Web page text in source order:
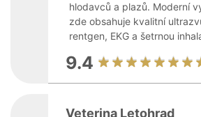
hlodavců a plazů. Moderní
zde obsahuje kvalitní
rentgen, EKG a šetrnou
9.4
Veterina Letohrad